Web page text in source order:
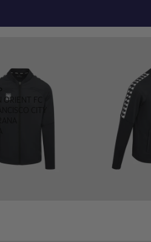
FC
CITY